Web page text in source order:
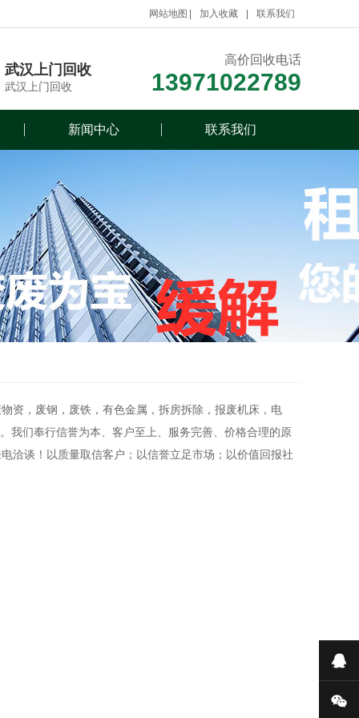
网站地图 加入收藏 联系我们
武汉上门回收
武汉上门回收
高价回收电话
13971022789
新闻中心 联系我们
资，废钢，废铁，有色金属，拆房拆除，报废机床，电
我们奉行信誉为本、客户至上、服务完善、价格合理的原
洽谈！以质量取信客户；以信誉立足市场；以价值回报社
在
微